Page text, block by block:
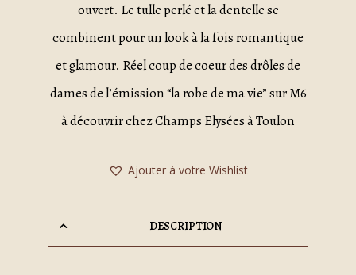
ouvert. Le tulle perlé et la dentelle se
combinent pour un look à la fois romantique
et glamour. Réel coup de coeur des drôles de
dames de l’émission “la robe de ma vie” sur M6
à découvrir chez Champs Elysées à Toulon
Ajouter à votre Wishlist
DESCRIPTION